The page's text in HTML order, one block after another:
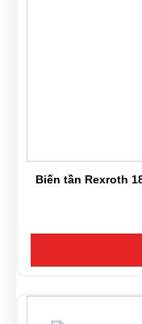
Biến tần Rexroth